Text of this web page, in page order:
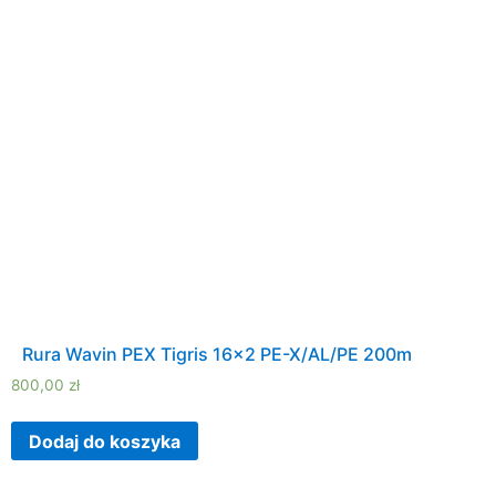
Rura Wavin PEX Tigris 16×2 PE-X/AL/PE 200m
800,00 zł
Dodaj do koszyka